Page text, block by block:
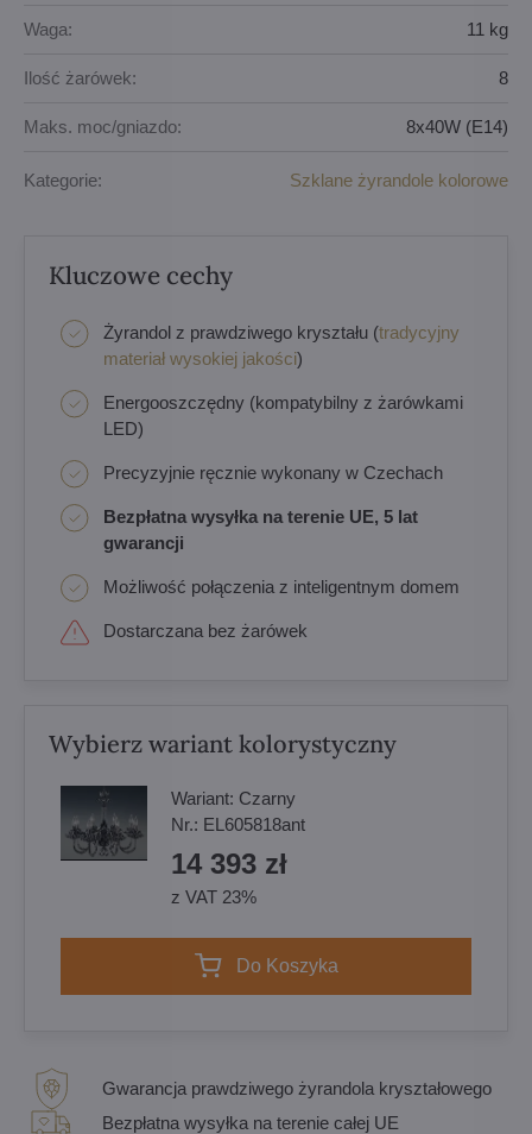
Waga: 11 kg
Ilość żarówek: 8
Maks. moc/gniazdo: 8x40W (E14)
Kategorie: Szklane żyrandole kolorowe
Kluczowe cechy
Żyrandol z prawdziwego kryształu (tradycyjny
materiał wysokiej jakości)
Energooszczędny (kompatybilny z żarówkami
LED)
Precyzyjnie ręcznie wykonany w Czechach
Bezpłatna wysyłka na terenie UE, 5 lat
gwarancji
Możliwość połączenia z inteligentnym domem
Dostarczana bez żarówek
Wybierz wariant kolorystyczny
Wariant: Czarny
Nr.: EL605818ant
14 393 zł
z VAT 23%
Do Koszyka
Gwarancja prawdziwego żyrandola kryształowego
Bezpłatna wysyłka na terenie całej UE